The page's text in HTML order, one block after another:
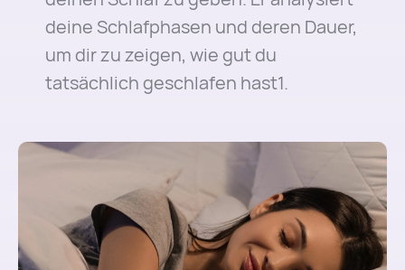
deine Schlafphasen und deren Dauer,
um dir zu zeigen, wie gut du
tatsächlich geschlafen hast1.